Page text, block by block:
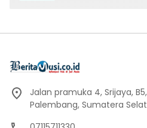
Jalan pramuka 4, Srijaya,
Palembang, Sumatera